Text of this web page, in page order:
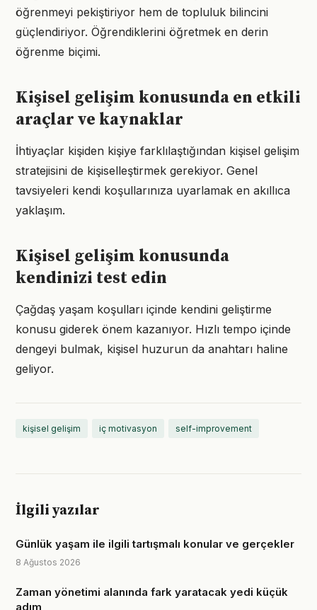
öğrenmeyi pekiştiriyor hem de topluluk bilincini
güçlendiriyor. Öğrendiklerini öğretmek en derin
öğrenme biçimi.
Kişisel gelişim konusunda en etkili
araçlar ve kaynaklar
İhtiyaçlar kişiden kişiye farklılaştığından kişisel gelişim
stratejisini de kişiselleştirmek gerekiyor. Genel
tavsiyeleri kendi koşullarınıza uyarlamak en akıllıca
yaklaşım.
Kişisel gelişim konusunda
kendinizi test edin
Çağdaş yaşam koşulları içinde kendini geliştirme
konusu giderek önem kazanıyor. Hızlı tempo içinde
dengeyi bulmak, kişisel huzurun da anahtarı haline
geliyor.
kişisel gelişim iç motivasyon self-improvement
İlgili yazılar
Günlük yaşam ile ilgili tartışmalı konular ve gerçekler
8 Ağustos 2026
Zaman yönetimi alanında fark yaratacak yedi küçük
adım